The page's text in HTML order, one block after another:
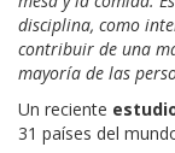
disciplina, como
contribuir de una
mayoría de las
Un reciente
31 países del